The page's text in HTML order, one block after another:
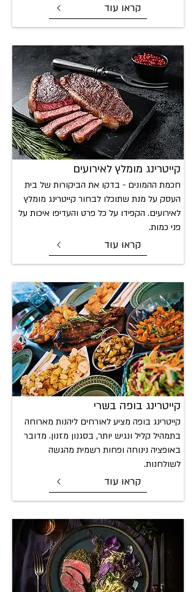
קראו עוד
קייטרינג מומלץ לאירועים
חכמת ההמונים - בדקו את הביקורות של בית
העסק על מנת שתוכלו לבחור קייטרינג מומלץ
לאירועים. הקפידו על כל פרט והעדיפו איכות על
פני כמות.
קראו עוד
קייטרינג בופה בשרי
קייטרינג בופה מציע לאורחים ליהנות מארוחה
בתמהיל קליל ונגיש יותר, בסגנון מזנון. מדובר
באופציה נינוחה ופחות רשמית מהגשה
לשולחנות.
קראו עוד